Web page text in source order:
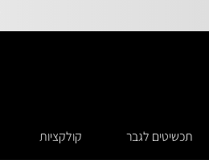
תכשיטים לגבר קולקציות